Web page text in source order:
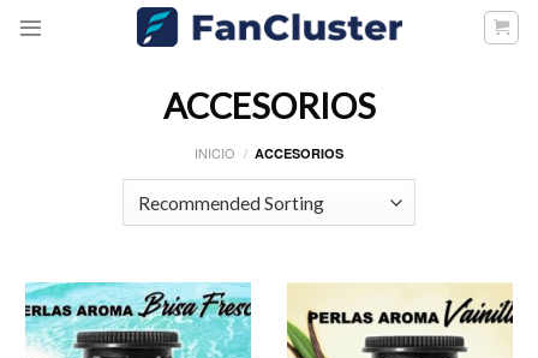
ACCESORIOS
INICIO / ACCESORIOS